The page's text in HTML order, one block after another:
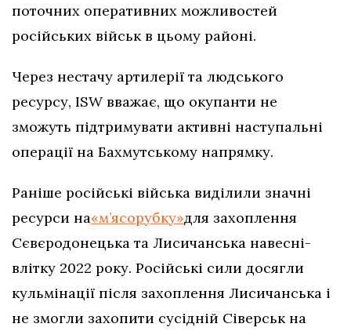
поточних оперативних можливостей
російських військ в цьому районі.
Через нестачу артилерії та людського
ресурсу, ISW вважає, що окупанти не
зможуть підтримувати активні наступальні
операції на Бахмутському напрямку.
Раніше російські війська виділили значні
ресурси на«м’ясорубку»для захоплення
Сєвєродонецька та Лисичанська навесні-
влітку 2022 року. Російські сили досягли
кульмінації після захоплення Лисичанська і
не змогли захопити сусідній Сіверськ на